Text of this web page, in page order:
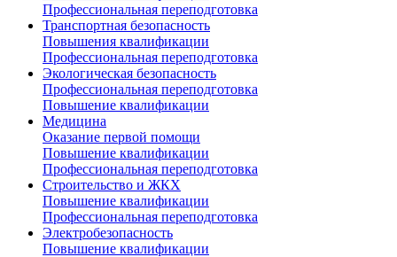
Профессиональная переподготовка
Транспортная безопасность
Повышения квалификации
Профессиональная переподготовка
Экологическая безопасность
Профессиональная переподготовка
Повышение квалификации
Медицина
Оказание первой помощи
Повышение квалификации
Профессиональная переподготовка
Строительство и ЖКХ
Повышение квалификации
Профессиональная переподготовка
Электробезопасность
Повышение квалификации